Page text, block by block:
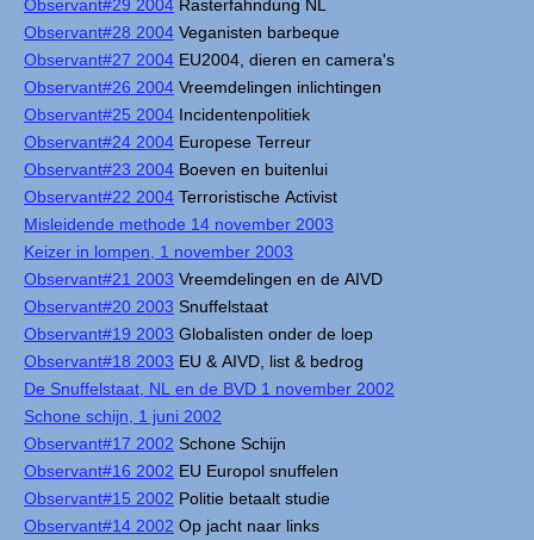
Observant#29 2004 Rasterfahndung NL
Observant#28 2004 Veganisten barbeque
Observant#27 2004 EU2004, dieren en camera's
Observant#26 2004 Vreemdelingen inlichtingen
Observant#25 2004 Incidentenpolitiek
Observant#24 2004 Europese Terreur
Observant#23 2004 Boeven en buitenlui
Observant#22 2004 Terroristische Activist
Misleidende methode 14 november 2003
Keizer in lompen, 1 november 2003
Observant#21 2003 Vreemdelingen en de AIVD
Observant#20 2003 Snuffelstaat
Observant#19 2003 Globalisten onder de loep
Observant#18 2003 EU & AIVD, list & bedrog
De Snuffelstaat, NL en de BVD 1 november 2002
Schone schijn, 1 juni 2002
Observant#17 2002 Schone Schijn
Observant#16 2002 EU Europol snuffelen
Observant#15 2002 Politie betaalt studie
Observant#14 2002 Op jacht naar links